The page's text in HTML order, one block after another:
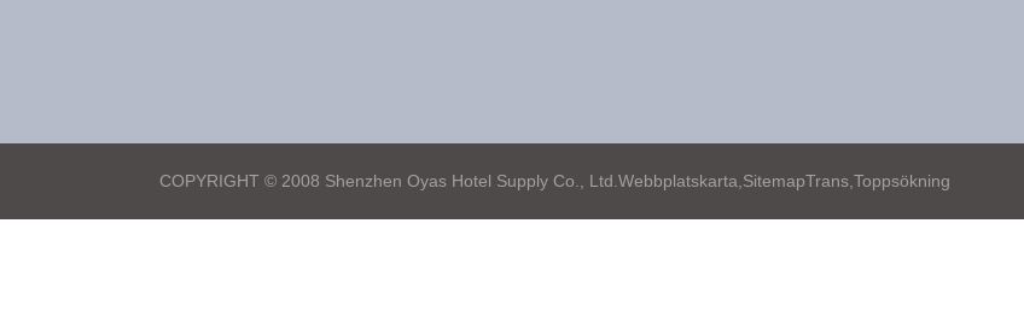
COPYRIGHT © 2008 Shenzhen Oyas Hotel Supply Co., Ltd.Webbplatskarta,SitemapTrans,Toppsökning